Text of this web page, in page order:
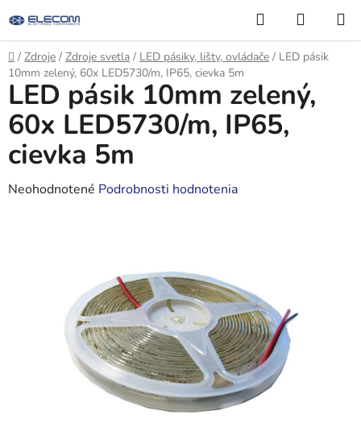
na
obsah
Hľadať
KOŠÍK
Domov
/ Zdroje / Zdroje svetla / LED pásiky, lišty, ovládače / LED pásik
10mm zelený, 60x LED5730/m, IP65, cievka 5m
LED pásik 10mm zelený,
60x LED5730/m, IP65,
cievka 5m
Priemerné
hviezdičiek.
Neohodnotené Podrobnosti hodnotenia